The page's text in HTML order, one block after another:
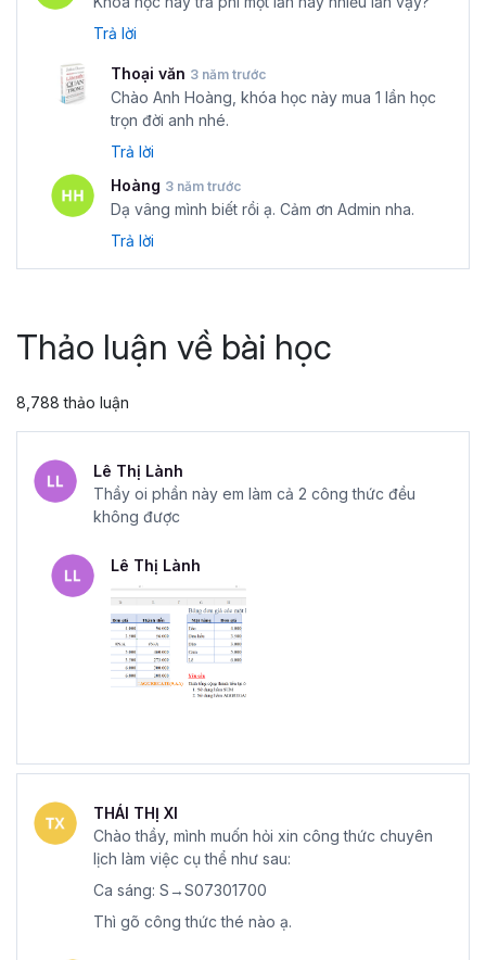
Trả lời
Thoại văn 3 năm trước
Chào Anh Hoàng, khóa học này mua 1 lần học
trọn đời anh nhé.
Trả lời
Hoàng 3 năm trước
Dạ vâng mình biết rồi ạ. Cảm ơn Admin nha.
Trả lời
Thảo luận về bài học
8,788 thảo luận
Lê Thị Lành
Thầy oi phần này em làm cả 2 công thức đều
không được
Lê Thị Lành
THÁI THỊ XI
Chào thầy, mình muốn hỏi xin công thức chuyên
lịch làm việc cụ thể như sau:
Ca sáng: S→S07301700
Thì gõ công thức thé nào ạ.